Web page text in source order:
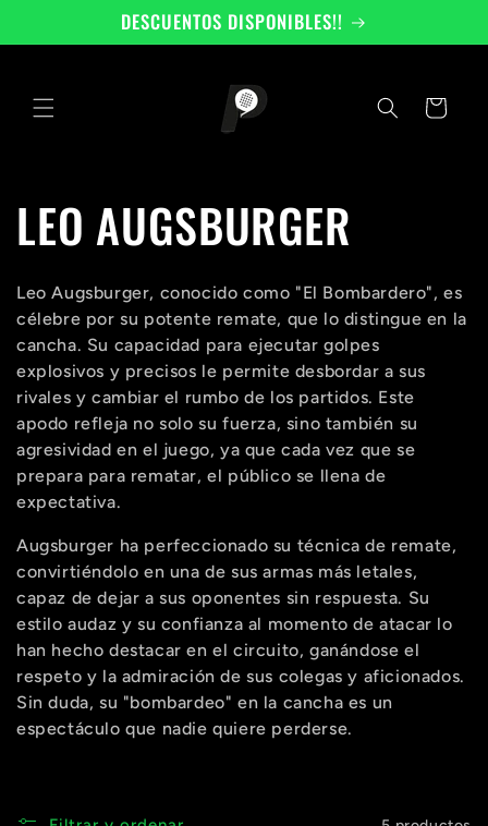
al contenido
DESCUENTOS DISPONIBLES!!
Carrito
C
o
l
e
c
c
i
ó
n
:
LEO AUGSBURGER
Leo Augsburger, conocido como "El Bombardero", es
célebre por su potente remate, que lo distingue en la
cancha. Su capacidad para ejecutar golpes
explosivos y precisos le permite desbordar a sus
rivales y cambiar el rumbo de los partidos. Este
apodo refleja no solo su fuerza, sino también su
agresividad en el juego, ya que cada vez que se
prepara para rematar, el público se llena de
expectativa.
Augsburger ha perfeccionado su técnica de remate,
convirtiéndolo en una de sus armas más letales,
capaz de dejar a sus oponentes sin respuesta. Su
estilo audaz y su confianza al momento de atacar lo
han hecho destacar en el circuito, ganándose el
respeto y la admiración de sus colegas y aficionados.
Sin duda, su "bombardeo" en la cancha es un
espectáculo que nadie quiere perderse.